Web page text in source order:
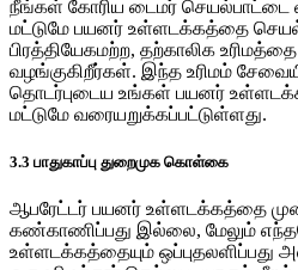
நீங்கள் கோரிய டைமர் செயல்பாட்டை
மட்டுமே பயனர் உள்ளடக்கத்தை
பிரத்தியேகமற்ற, தற்காலிக
வழங்குகிறீர்கள். இந்த உரிமம்
தொடர்புடைய உங்கள் பயனர்
மட்டுமே வரையறுக்கப்பட்டுள்ளது.
3.3 பாதுகாப்பு துறைமுக கொள்கை
ஆபரேட்டர் பயனர் உள்ளடக்கத்தை முன்
கண்காணிப்பது இல்லை, மேலும்
உள்ளடக்கத்தையும் ஒப்புதலளிப்பது